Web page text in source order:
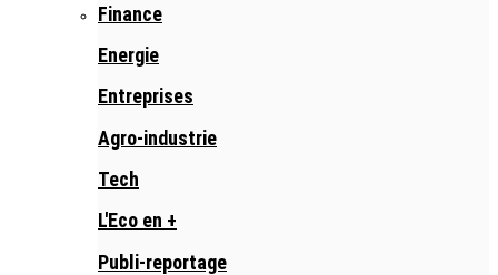
Finance
Energie
Entreprises
Agro-industrie
Tech
L'Eco en +
Publi-reportage